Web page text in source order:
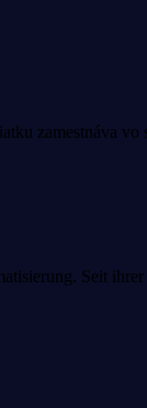
zamestnáva
Seit